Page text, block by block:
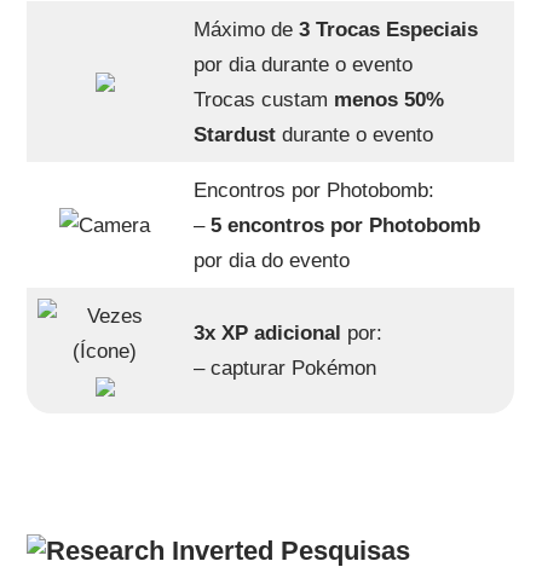
Máximo de3 Trocas Especiais
por dia durante o evento
Trocas custam menos 50%
Stardust durante o evento
Encontros por Photobomb:
–5 encontros por Photobomb
por dia do evento
3x XP adicional por:
– capturar Pokémon
Pesquisas